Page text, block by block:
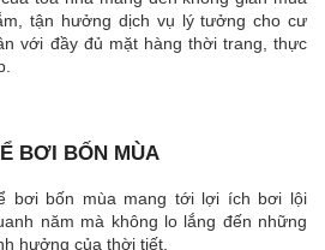
BƠI BỐN MÙA
hưởng của thời tiết.
GYM & SPA